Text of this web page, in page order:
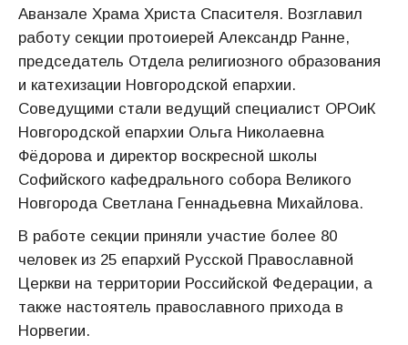
Аванзале Храма Христа Спасителя. Возглавил
работу секции протоиерей Александр Ранне,
председатель Отдела религиозного образования
и катехизации Новгородской епархии.
Соведущими стали ведущий специалист ОРОиК
Новгородской епархии Ольга Николаевна
Фёдорова и директор воскресной школы
Софийского кафедрального собора Великого
Новгорода Светлана Геннадьевна Михайлова.
В работе секции приняли участие более 80
человек из 25 епархий Русской Православной
Церкви на территории Российской Федерации, а
также настоятель православного прихода в
Норвегии.